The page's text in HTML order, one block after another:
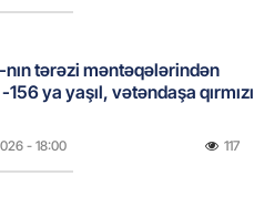
nın tərəzi məntəqələrindən
ya yaşıl, vətəndaşa qırmızı
- 18:00 117